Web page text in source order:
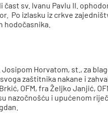
sv. Ivanu Pavlu II.
Po izlasku iz crkve
hodočasnika.
Horvatom, st., za
zaštitnika nakane i
OFM, fra Željko Janjić,
nazočnošću i upućenom